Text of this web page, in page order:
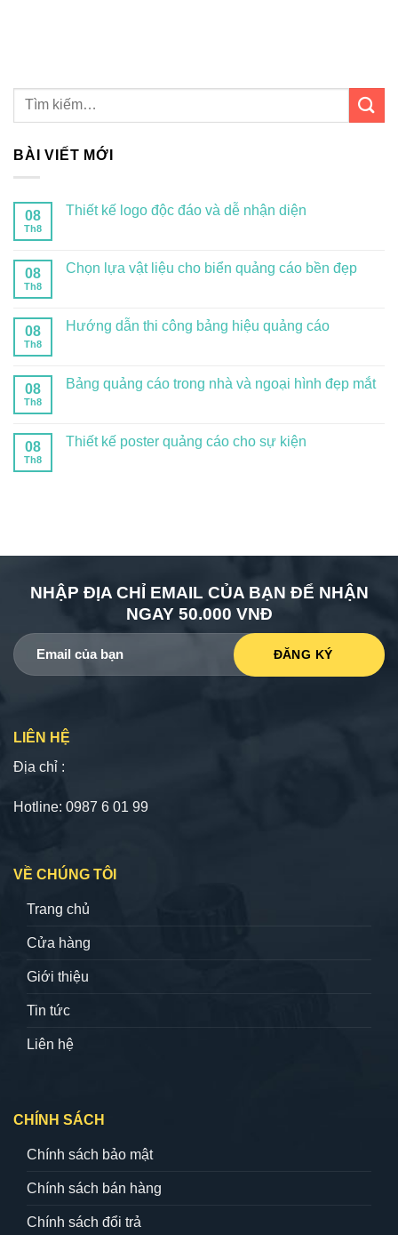
BÀI VIẾT MỚI
08
Th8
Thiết kế logo độc đáo và dễ nhận diện
08
Th8
Chọn lựa vật liệu cho biển quảng cáo bền đẹp
08
Th8
Hướng dẫn thi công bảng hiệu quảng cáo
08
Th8
Bảng quảng cáo trong nhà và ngoại hình đẹp mắt
08
Th8
Thiết kế poster quảng cáo cho sự kiện
NHẬP ĐỊA CHỈ EMAIL CỦA BẠN ĐỂ NHẬN
NGAY 50.000 VNĐ
LIÊN HỆ
Địa chỉ :
Hotline: 0987 6 01 99
VỀ CHÚNG TÔI
Trang chủ
Cửa hàng
Giới thiệu
Tin tức
Liên hệ
CHÍNH SÁCH
Chính sách bảo mật
Chính sách bán hàng
Chính sách đổi trả